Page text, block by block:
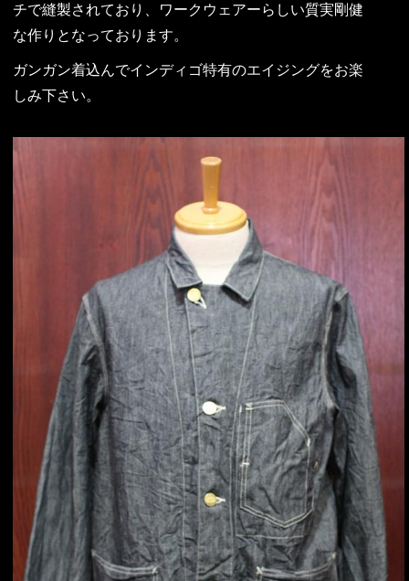
チで縫製されており、ワークウェアーらしい質実剛健
な作りとなっております。
ガンガン着込んでインディゴ特有のエイジングをお楽
しみ下さい。